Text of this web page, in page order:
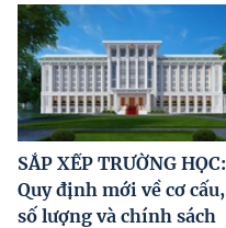
SẮP XẾP TRƯỜNG HỌC:
Quy định mới về cơ cấu,
số lượng và chính sách